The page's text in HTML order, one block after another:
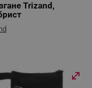
Trizand,